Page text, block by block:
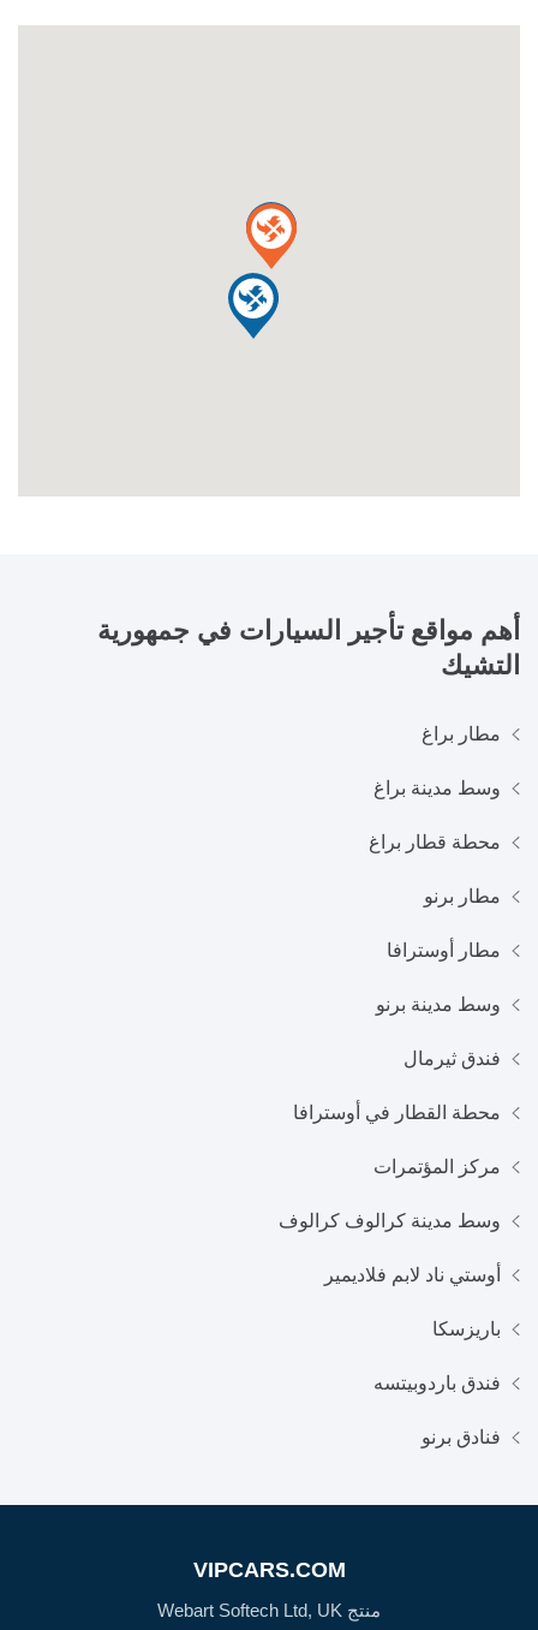
أهم مواقع تأجير السيارات في جمهورية
التشيك
مطار براغ
وسط مدينة براغ
محطة قطار براغ
مطار برنو
مطار أوسترافا
وسط مدينة برنو
فندق ثيرمال
محطة القطار في أوسترافا
مركز المؤتمرات
وسط مدينة كرالوف كرالوف
أوستي ناد لابم فلاديمير
باريزسكا
فندق باردوبيتسه
فنادق برنو
VIPCARS.COM
منتج Webart Softech Ltd, UK